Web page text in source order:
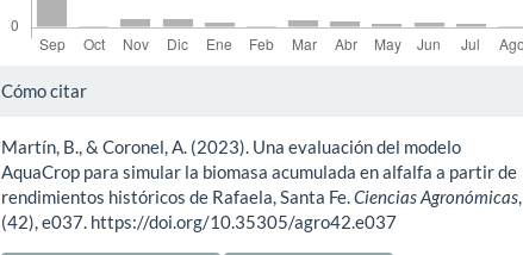
Detalles
artículo
Cómo citar
Martín, B., & Coronel, A. (2023). Una evaluación del modelo
AquaCrop para simular la biomasa acumulada en alfalfa a partir de
rendimientos históricos de Rafaela, Santa Fe.Ciencias Agronómicas,
(42), e037. https://doi.org/10.35305/agro42.e037